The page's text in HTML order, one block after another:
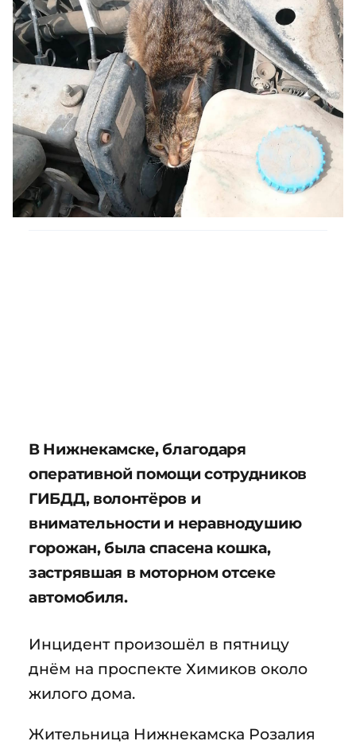
В Нижнекамске, благодаря
оперативной помощи сотрудников
ГИБДД, волонтёров и
внимательности и неравнодушию
горожан, была спасена кошка,
застрявшая в моторном отсеке
автомобиля.
Инцидент произошёл в пятницу
днём на проспекте Химиков около
жилого дома.
Жительница Нижнекамска Розалия